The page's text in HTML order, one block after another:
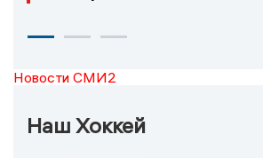
Новости СМИ2
Наш Хоккей